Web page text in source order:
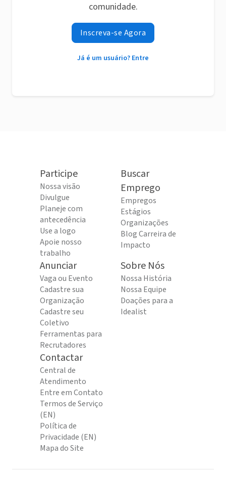
comunidade.
Inscreva-se Agora
Já é um usuário? Entre
Participe
Nossa visão
Divulgue
Planeje com
antecedência
Use a logo
Apoie nosso
trabalho
Buscar
Emprego
Empregos
Estágios
Organizações
Blog Carreira de
Impacto
Anunciar
Vaga ou Evento
Cadastre sua
Organização
Cadastre seu
Coletivo
Ferramentas para
Recrutadores
Sobre Nós
Nossa História
Nossa Equipe
Doações para a
Idealist
Contactar
Central de
Atendimento
Entre em Contato
Termos de Serviço
(EN)
Política de
Privacidade (EN)
Mapa do Site